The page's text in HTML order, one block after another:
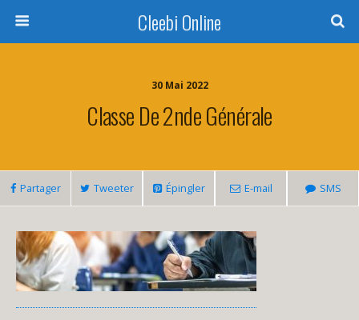
Cleebi Online
30 Mai 2022
Classe De 2nde Générale
Partager Tweeter Épingler E-mail SMS